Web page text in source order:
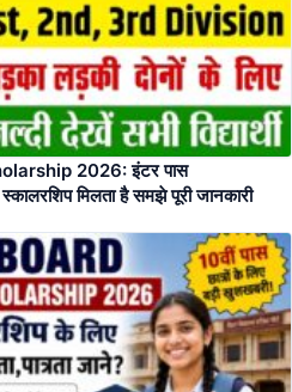
2026: इंटर पास
मिलता है समझे पूरी जानकारी